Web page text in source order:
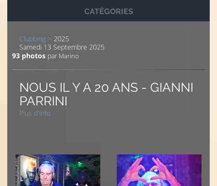
CATÉGORIES
Clubbing
2025
Samedi 13 Septembre 2025
93 photos par Marino
NOUS IL Y A 20 ANS - GIANNI
PARRINI
Plus d'info